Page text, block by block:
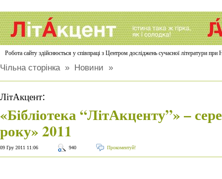
Робота сайту здійснюється у співпраці з Центром досліджень сучасної літератури
Чільна сторінка» Новини »
ЛітАкцент:
«Бібліотека “ЛітАкценту”» –
року» 2011
09 Гру 2011 11:06 940 Прокоментуй!